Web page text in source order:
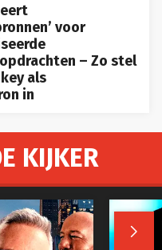
voor
– Zo stel
als
in
KIJKER
